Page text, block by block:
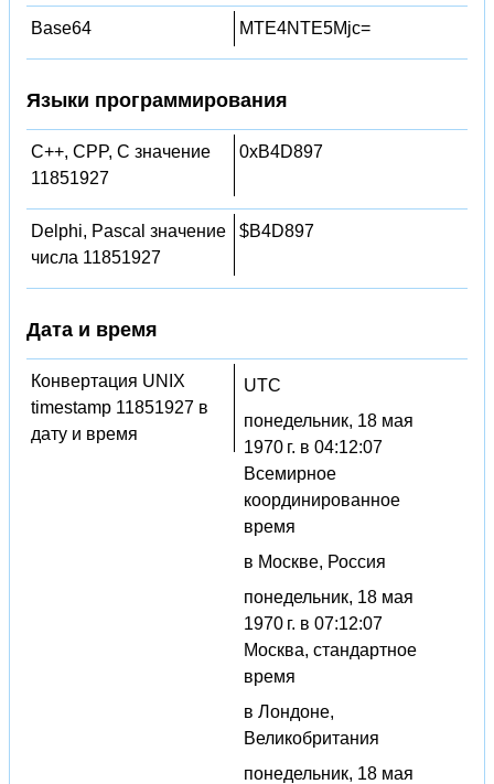
Base64 MTE4NTE5Mjc=
Языки программирования
C++, CPP, C значение
11851927
0xB4D897
Delphi, Pascal значение
числа 11851927
$B4D897
Дата и время
Конвертация UNIX
timestamp 11851927 в
дату и время
UTC
понедельник, 18 мая
1970 г. в 04:12:07
Всемирное
координированное
время
в Москве, Россия
понедельник, 18 мая
1970 г. в 07:12:07
Москва, стандартное
время
в Лондоне,
Великобритания
понедельник, 18 мая